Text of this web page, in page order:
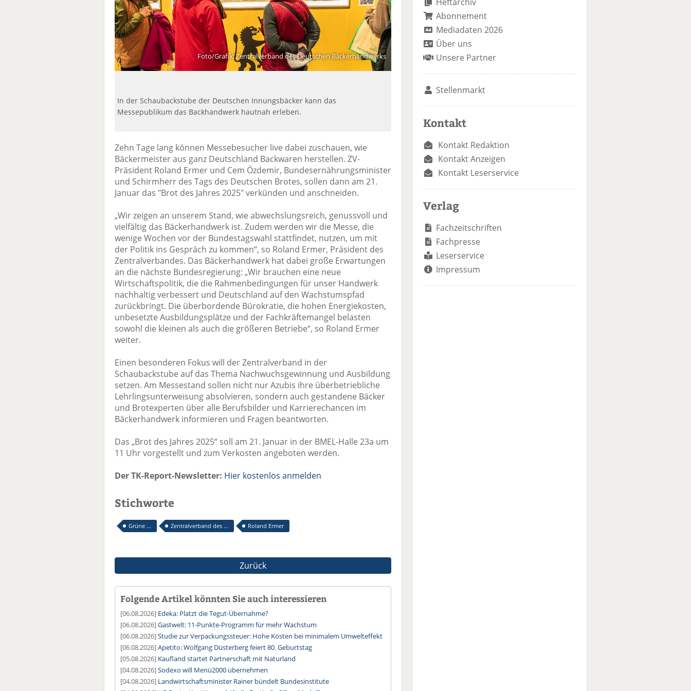
Foto/Grafik: Zentralverband des Deutschen Bäckerhandwerks
In der Schaubackstube der Deutschen Innungsbäcker kann das
Messepublikum das Backhandwerk hautnah erleben.
Zehn Tage lang können Messebesucher live dabei zuschauen, wie
Bäckermeister aus ganz Deutschland Backwaren herstellen. ZV-
Präsident Roland Ermer und Cem Özdemir, Bundesernährungsminister
und Schirmherr des Tags des Deutschen Brotes, sollen dann am 21.
Januar das "Brot des Jahres 2025" verkünden und anschneiden.
„Wir zeigen an unserem Stand, wie abwechslungsreich, genussvoll und
vielfältig das Bäckerhandwerk ist. Zudem werden wir die Messe, die
wenige Wochen vor der Bundestagswahl stattfindet, nutzen, um mit
der Politik ins Gespräch zu kommen“, so Roland Ermer, Präsident des
Zentralverbandes. Das Bäckerhandwerk hat dabei große Erwartungen
an die nächste Bundesregierung: „Wir brauchen eine neue
Wirtschaftspolitik, die die Rahmenbedingungen für unser Handwerk
nachhaltig verbessert und Deutschland auf den Wachstumspfad
zurückbringt. Die überbordende Bürokratie, die hohen Energiekosten,
unbesetzte Ausbildungsplätze und der Fachkräftemangel belasten
sowohl die kleinen als auch die größeren Betriebe“, so Roland Ermer
weiter.
Einen besonderen Fokus will der Zentralverband in der
Schaubackstube auf das Thema Nachwuchsgewinnung und Ausbildung
setzen. Am Messestand sollen nicht nur Azubis ihre überbetriebliche
Lehrlingsunterweisung absolvieren, sondern auch gestandene Bäcker
und Brotexperten über alle Berufsbilder und Karrierechancen im
Bäckerhandwerk informieren und Fragen beantworten.
Das „Brot des Jahres 2025“ soll am 21. Januar in der BMEL-Halle 23a um
11 Uhr vorgestellt und zum Verkosten angeboten werden.
Der TK-Report-Newsletter: Hier kostenlos anmelden
Stichworte
Grüne ... Zentralverband des ... Roland Ermer
Zurück
Folgende Artikel könnten Sie auch interessieren
[06.08.2026] Edeka: Platzt die Tegut-Übernahme?
[06.08.2026]Gastwelt: 11-Punkte-Programm für mehr Wachstum
[06.08.2026]Studie zur Verpackungssteuer: Hohe Kosten bei minimalem Umwelteffekt
[06.08.2026]Apetito: Wolfgang Düsterberg feiert 80. Geburtstag
[05.08.2026] Kaufland startet Partnerschaft mit Naturland
[04.08.2026]Sodexo will Menü2000 übernehmen
[04.08.2026] Landwirtschaftsminister Rainer bündelt Bundesinstitute
Abonnement
Mediadaten 2026
Über uns
Unsere Partner
Stellenmarkt
Kontakt
Kontakt Redaktion
Kontakt Anzeigen
Kontakt Leserservice
Verlag
Fachzeitschriften
Fachpresse
Leserservice
Impressum